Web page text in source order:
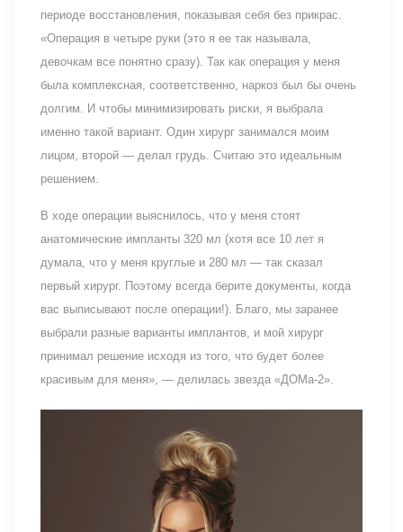
периоде восстановления, показывая себя без прикрас.
«Операция в четыре руки (это я ее так называла,
девочкам все понятно сразу). Так как операция у меня
была комплексная, соответственно, наркоз был бы очень
долгим. И чтобы минимизировать риски, я выбрала
именно такой вариант. Один хирург занимался моим
лицом, второй — делал грудь. Считаю это идеальным
решением.
В ходе операции выяснилось, что у меня стоят
анатомические импланты 320 мл (хотя все 10 лет я
думала, что у меня круглые и 280 мл — так сказал
первый хирург. Поэтому всегда берите документы, когда
вас выписывают после операции!). Благо, мы заранее
выбрали разные варианты имплантов, и мой хирург
принимал решение исходя из того, что будет более
красивым для меня», — делилась звезда «ДОМа-2».